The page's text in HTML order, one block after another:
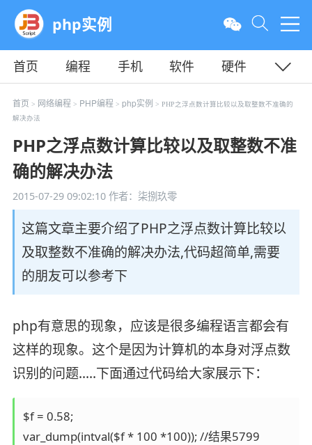
php实例
首页 编程 手机 软件
硬件
教程
平面 服务器
首页 > 网络编程 > PHP编程 > php实例 > PHP之浮点数计算比较以及取整数不准确的
解决办法
PHP之浮点数计算比较以及取整数不准
确的解决办法
2015-07-29 09:02:10作者：柒捌玖零
这篇文章主要介绍了PHP之浮点数计算比较以
及取整数不准确的解决办法,代码超简单,需要
的朋友可以参考下
php有意思的现象，应该是很多编程语言都会有
这样的现象。这个是因为计算机的本身对浮点数
识别的问题.....下面通过代码给大家展示下：
$f = 0.58;
var_dump(intval($f * 100 *100)); //结果5799